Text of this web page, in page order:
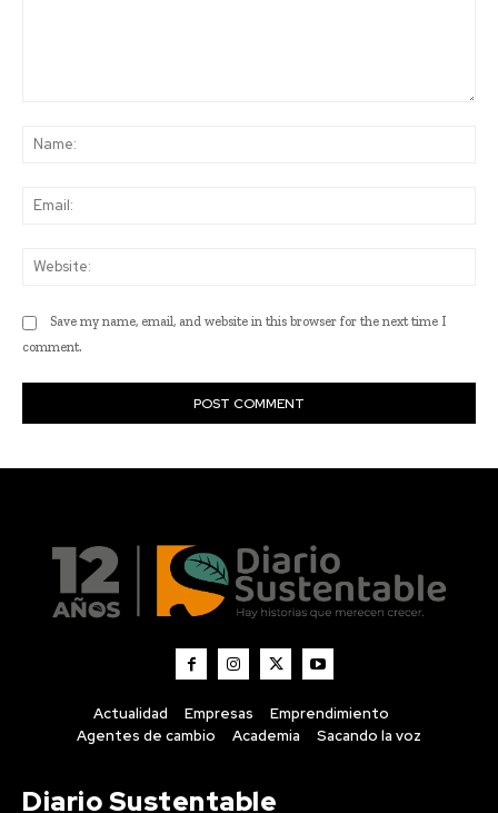
Actualidad Empresas
Emprendimiento
Agentes de cambio
Academia Sacando la voz
Diario Sustentable